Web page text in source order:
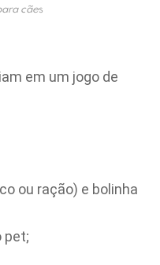
cães
em um jogo de
ou ração) e bolinha
pet;